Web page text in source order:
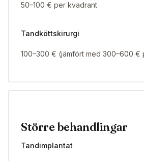
50–100 € per kvadrant
Tandköttskirurgi
100–300 € (jämfört med 300–600 €
Större behandlingar
Tandimplantat